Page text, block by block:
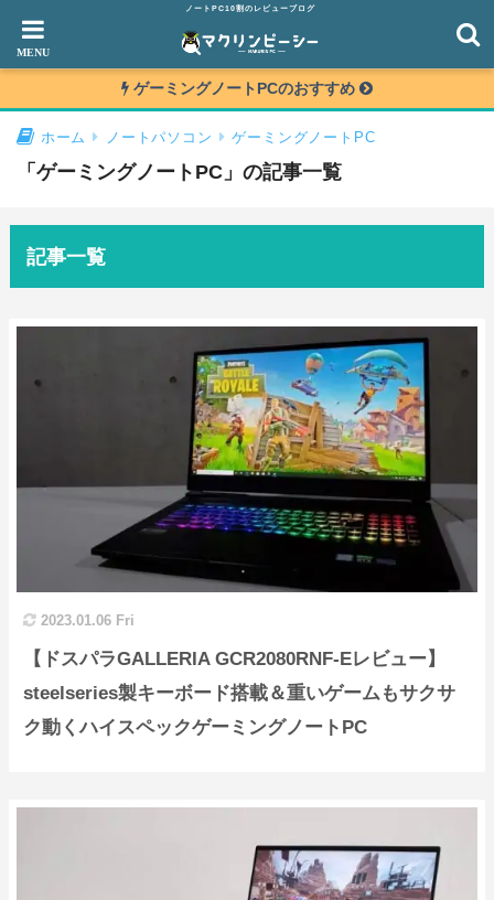
ノートPC10割のレビューブログ
ゲーミングノートPCのおすすめ
ホーム ノートパソコン ゲーミングノートPC
「ゲーミングノートPC」の記事一覧
記事一覧
2023.01.06 Fri
【ドスパラGALLERIA GCR2080RNF-Eレビュー】
steelseries製キーボード搭載＆重いゲームもサクサ
ク動くハイスペックゲーミングノートPC